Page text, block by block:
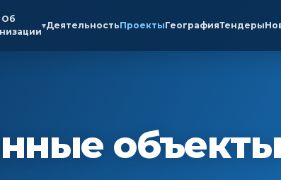
Об
▾ДеятельностьПроектыГеографияТендеры
объекты